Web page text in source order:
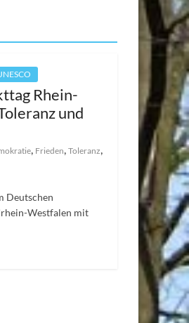
Rhein-
und
, Frieden,Toleranz,
Deutschen
Westfalen mit